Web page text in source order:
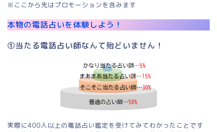
※ここから先はプロモーションを含みます
本物の電話占いを体験しよう！
①当たる電話占い師なんて殆どいません！
実際に400人以上の電話占い鑑定を受けてみてわかったことです